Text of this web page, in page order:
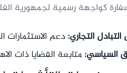
كواجهة رسمية لجمهورية
التجاري: دعم
السياسي: متابعة القضايا ذات